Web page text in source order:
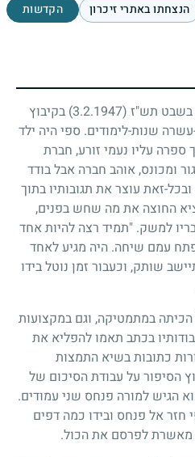
הנצחתו באתרי זיכרון הקדשות
בשבט תש"ז (3.2.1947)
בקיבוץ
שנות-לימודים. ספי היה ילד
ספרה עליו נעמי זורע, חברת
ומכונס, אוהב חברה אבל בודד
זאת עוצר את תגובותיו בתוך
החוצה את מה שחש בפנים,
למשק. "תמיד רצה להיות אחד
עמם שיחה. היה מגיע לאחד
שותק, וכעבור זמן נוטל בידו
במתמטיקה, וגם במקצועות
בכתב תאמו להפליא את
כתובות בשיא התמצות
הסיפור על עבודת הסיכום של
הגיש למורה פנחס שני עמודים.
אל פנחס ובידו כמה דפים
מאשרת לפרסם את הכול.